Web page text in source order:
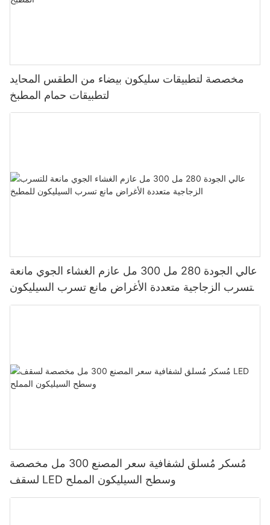
مخصصة لتطبيقات سليكون بيضاء من الطقس المحايد
لتطبيقات حمام المطبخ
عالي الجودة 280 مل 300 مل عازم الغشاء الجوي مانعة
للتسرب الزجاجية متعددة الأغراض مانع تسرب السيليكون
للمطبخ
مُسكر مُسلق لشفافية سعر المصنع 300 مل مخصصة
لسقف LED وسطح السيليكون المملح